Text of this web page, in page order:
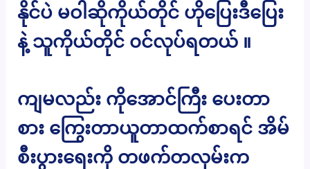
နိုင်ပဲ မဝါဆိုကိုယ်တိုင် ဟိုပြေးဒီပြေး
နဲ့ သူကိုယ်တိုင် ၀င်လုပ်ရတယ် ။
ကျမလည်း ကိုအောင်ကြီး ပေးတာ
စား ကြွေးတာယူတာထက်စာရင် အိမ်
စီးပွားရေးကို တဖက်တလှမ်းက